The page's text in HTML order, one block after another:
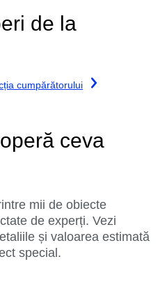
de la
cumpărătorului
ceva
mii de obiecte
de experți. Vezi
și valoarea estimată
special.